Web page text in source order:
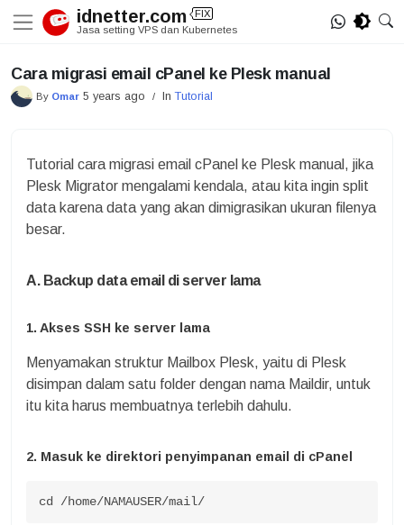
idnetter.com FIX
Jasa setting VPS dan Kubernetes
Cara migrasi email cPanel ke Plesk manual
By Omar 5 years ago / InTutorial
Tutorial cara migrasi email cPanel ke Plesk manual, jika
Plesk Migrator mengalami kendala, atau kita ingin split
data karena data yang akan dimigrasikan ukuran filenya
besar.
A. Backup data email di server lama
1. Akses SSH ke server lama
Menyamakan struktur Mailbox Plesk, yaitu di Plesk
disimpan dalam satu folder dengan nama Maildir, untuk
itu kita harus membuatnya terlebih dahulu.
2. Masuk ke direktori penyimpanan email di cPanel
cd /home/NAMAUSER/mail/